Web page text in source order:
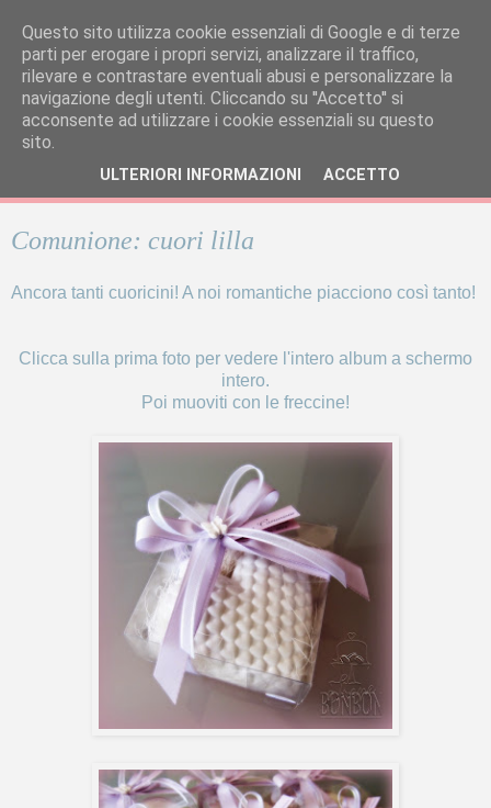
Comunione: cuori lilla
Ancora tanti cuoricini! A noi romantiche piacciono così tanto!
Clicca sulla prima foto per vedere l'intero album a schermo
intero.
Poi muoviti con le freccine!
Questo sito utilizza cookie essenziali di Google e di terze
parti per erogare i propri servizi, analizzare il traffico,
rilevare e contrastare eventuali abusi e personalizzare la
navigazione degli utenti. Cliccando su ''Accetto'' si
acconsente ad utilizzare i cookie essenziali su questo
sito.
ULTERIORI INFORMAZIONI ACCETTO